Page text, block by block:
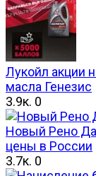
Лукойл акции
масла Генезис
3.9к. 0
Новый Рено
цены в России
3.7к. 0